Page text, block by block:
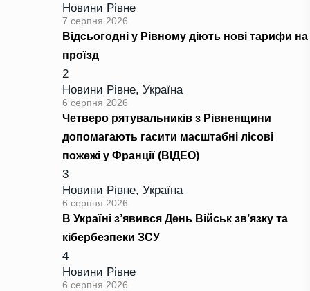
Новини Рівне
7 серпня 2026
Відсьогодні у Рівному діють нові тарифи на
проїзд
2
Новини Рівне, Україна
6 серпня 2026
Четверо рятувальників з Рівненщини
допомагають гасити масштабні лісові
пожежі у Франції (ВІДЕО)
3
Новини Рівне, Україна
6 серпня 2026
В Україні з’явився День Військ зв’язку та
кібербезпеки ЗСУ
4
Новини Рівне
6 серпня 2026